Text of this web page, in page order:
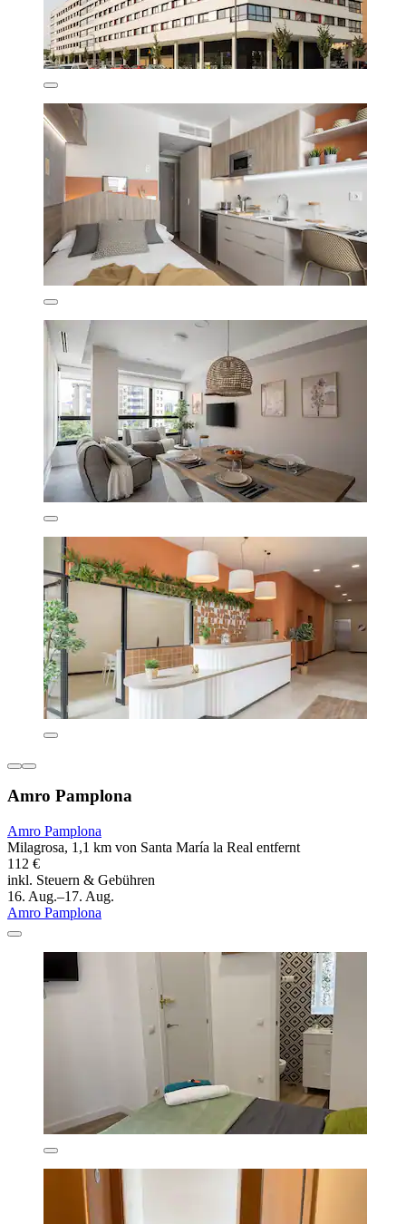
Amro Pamplona
Amro Pamplona
Milagrosa, 1,1 km von Santa María la Real entfernt
112 €
inkl. Steuern & Gebühren
16. Aug.–17. Aug.
Amro Pamplona